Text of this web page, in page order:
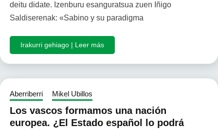
deitu didate. Izenburu esanguratsua zuen Iñigo
Saldiserenak: «Sabino y su paradigma
Irakurri gehiago | Leer más
Aberriberri Mikel Ubillos
Los vascos formamos una nación
europea. ¿El Estado español lo podrá